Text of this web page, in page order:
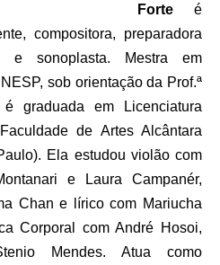
Forte é
compositora, preparadora
e sonoplasta. Mestra em
sob orientação da Prof.ª
é graduada em Licenciatura
de Artes Alcântara
Ela estudou violão com
e Laura Campanér,
Chan e lírico com Mariucha
Corporal com André Hosoi,
Mendes. Atua como